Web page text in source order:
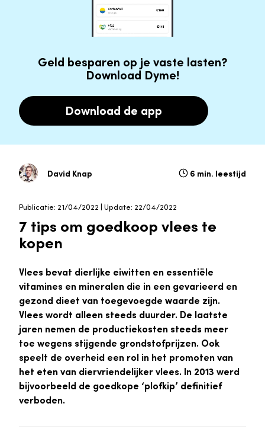
Geld besparen op je vaste lasten?
Download Dyme!
Download de app
David Knap 6 min. leestijd
Publicatie: 21/04/2022 | Update: 22/04/2022
7 tips om goedkoop vlees te
kopen
Vlees bevat dierlijke eiwitten en essentiële
vitamines en mineralen die in een gevarieerd en
gezond dieet van toegevoegde waarde zijn.
Vlees wordt alleen steeds duurder. De laatste
jaren nemen de productiekosten steeds meer
toe wegens stijgende grondstofprijzen. Ook
speelt de overheid een rol in het promoten van
het eten van diervriendelijker vlees. In 2013 werd
bijvoorbeeld de goedkope ‘plofkip’ definitief
verboden.